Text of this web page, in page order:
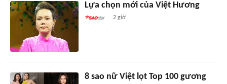
Lựa chọn mới của Việt Hương
2 giờ
8 sao nữ Việt lọt Top 100 gương